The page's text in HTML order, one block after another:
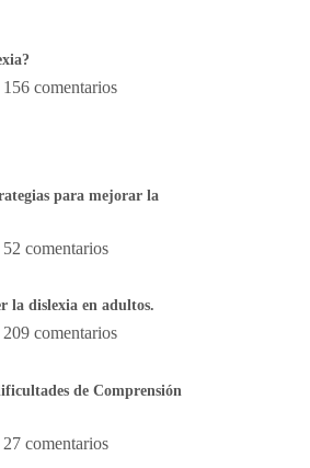
156 comentarios
para mejorar la
52 comentarios
la dislexia en adultos.
209 comentarios
de Comprensión
27 comentarios